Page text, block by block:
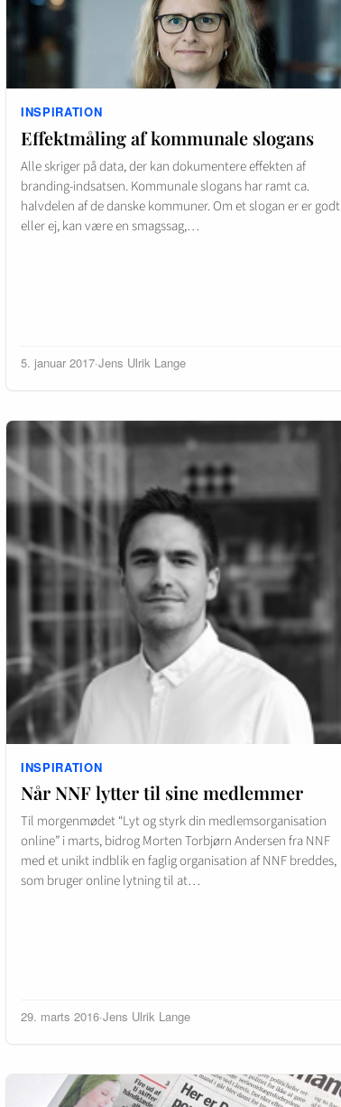
INSPIRATION
Effektmåling af kommunale slogans
Alle skriger på data, der kan dokumentere effekten af
branding-indsatsen. Kommunale slogans har ramt ca.
halvdelen af de danske kommuner. Om et slogan er er godt
eller ej, kan være en smagssag,…
5. januar 2017·Jens Ulrik Lange
INSPIRATION
Når NNF lytter til sine medlemmer
Til morgenmødet “Lyt og styrk din medlemsorganisation
online” i marts, bidrog Morten Torbjørn Andersen fra NNF
med et unikt indblik en faglig organisation af NNF breddes,
som bruger online lytning til at…
29. marts 2016·Jens Ulrik Lange